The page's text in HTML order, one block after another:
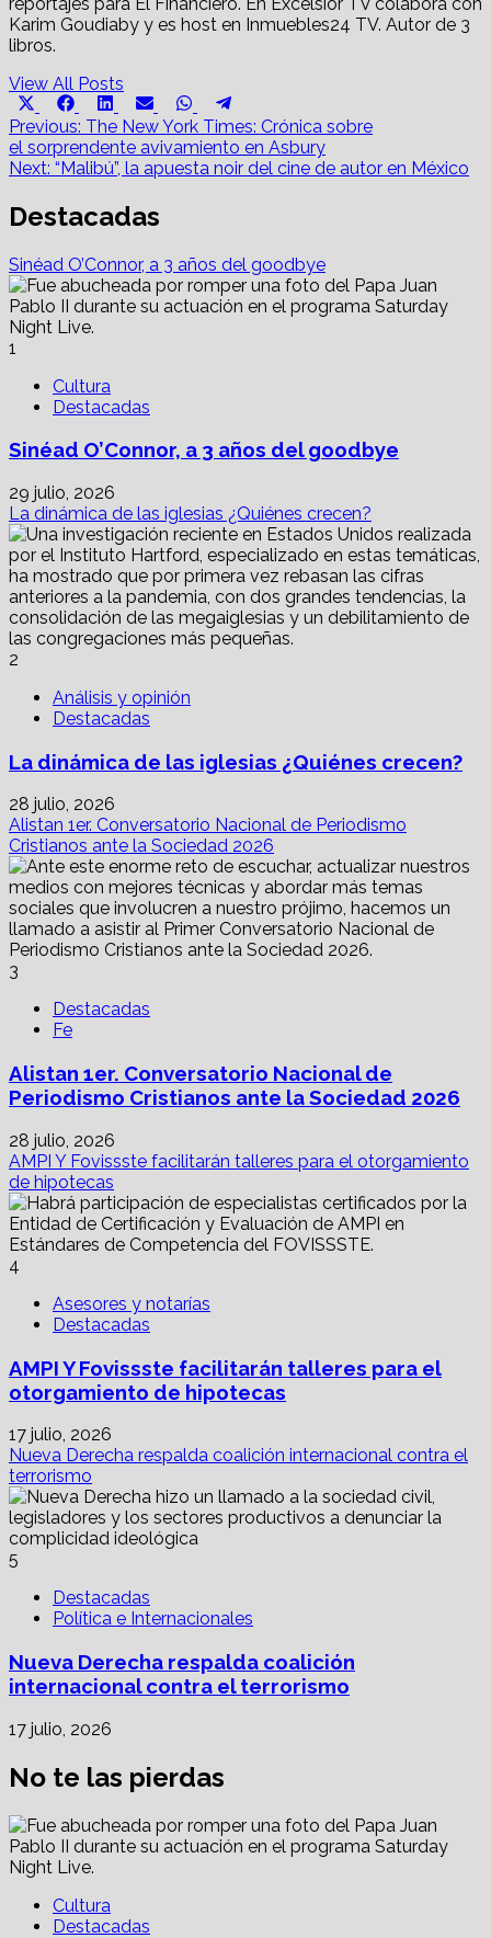
Karim Goudiaby y es host en Inmuebles24 TV. Autor de 3
libros.
View All Posts
Share
on
(Twitter)
Share
on
Facebook
Share
on
LinkedIn
Share
on
Email
Share
on
WhatsApp
on
Post
navigation
Previous: The New York Times: Crónica sobre
el sorprendente avivamiento en Asbury
Next: “Malibú”, la apuesta noir del cine de autor en México
Destacadas
Sinéad O’Connor, a 3 años del goodbye
1
Cultura
Destacadas
Sinéad O’Connor, a 3 años del goodbye
29 julio, 2026
La dinámica de las iglesias ¿Quiénes crecen?
2
Análisis y opinión
Destacadas
La dinámica de las iglesias ¿Quiénes crecen?
28 julio, 2026
Alistan 1er. Conversatorio Nacional de Periodismo
Cristianos ante la Sociedad 2026
3
Destacadas
Fe
Alistan 1er. Conversatorio Nacional de
Periodismo Cristianos ante la Sociedad 2026
28 julio, 2026
AMPI Y Fovissste facilitarán talleres para el otorgamiento
de hipotecas
4
Asesores y notarías
Destacadas
AMPI Y Fovissste facilitarán talleres para el
otorgamiento de hipotecas
17 julio, 2026
Nueva Derecha respalda coalición internacional contra el
terrorismo
5
Destacadas
Política e Internacionales
Nueva Derecha respalda coalición
internacional contra el terrorismo
17 julio, 2026
No te las pierdas
Cultura
Destacadas